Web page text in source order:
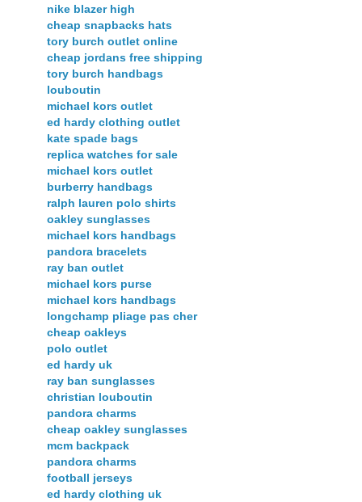
nike blazer high
cheap snapbacks hats
tory burch outlet online
cheap jordans free shipping
tory burch handbags
louboutin
michael kors outlet
ed hardy clothing outlet
kate spade bags
replica watches for sale
michael kors outlet
burberry handbags
ralph lauren polo shirts
oakley sunglasses
michael kors handbags
pandora bracelets
ray ban outlet
michael kors purse
michael kors handbags
longchamp pliage pas cher
cheap oakleys
polo outlet
ed hardy uk
ray ban sunglasses
christian louboutin
pandora charms
cheap oakley sunglasses
mcm backpack
pandora charms
football jerseys
ed hardy clothing uk